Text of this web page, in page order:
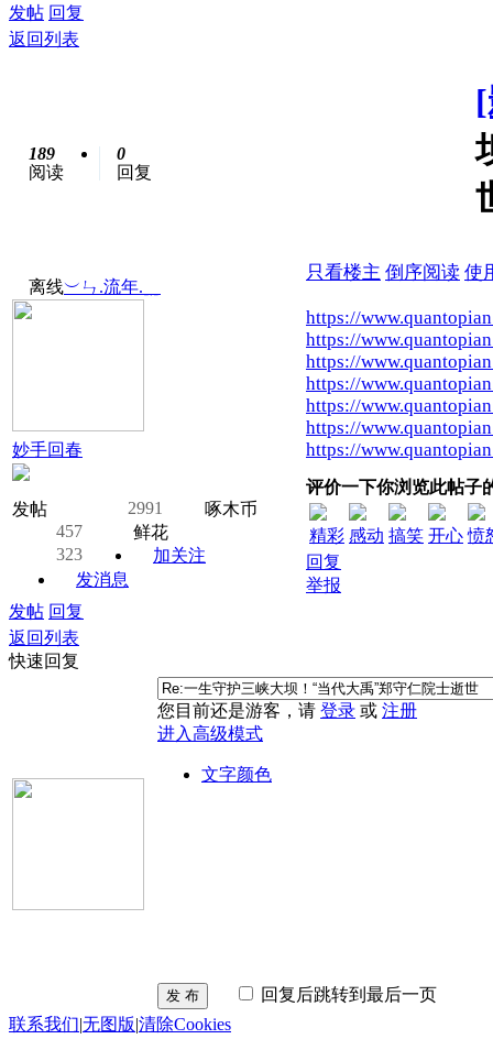
发帖 回复
返回列表
189
阅读
0
回复
离线︶ㄣ.流年.﹎
妙手回春
发帖 2991
啄木币
457
鲜花
323
加关注
发消息
只看楼主 倒序阅读 使
https://
https://
https://
https://
https://
https://
https://
评价一下你浏览此帖子
精彩 感动 搞笑 开心 愤
回复
举报
发帖 回复
返回列表
快速回复
您目前还是游客，请 登录 或 注册
进入高级模式
文字颜色
发 布
回复后跳转到最后一页
联系我们|无图版|清除Cookies